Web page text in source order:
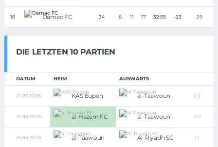
16 Damac FC 34 6 11 17 32:55 -23 29
DIE LETZTEN 10 PARTIEN
DATUM HEIM AUSWÄRTS
21.07.2026 KAS Eupen al-Taawoun 2:2
21.05.2026 al-Hazem FC al-Taawoun 2:0
15.05.2026 al-Taawoun Al-Riyadh SC 1:1